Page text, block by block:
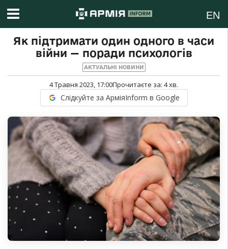
EN
Як підтримати один одного в часи
війни — поради психологів
АКТУАЛЬНІ НОВИНИ
4 Травня 2023, 17:00Прочитаєте за: 4хв.
Слідкуйте за АрміяInform в Google